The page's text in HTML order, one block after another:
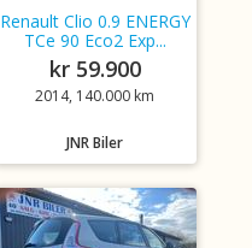
Renault Clio 0.9 ENERGY
TCe 90 Eco2 Exp...
kr 59.900
2014, 140.000 km
JNR Biler